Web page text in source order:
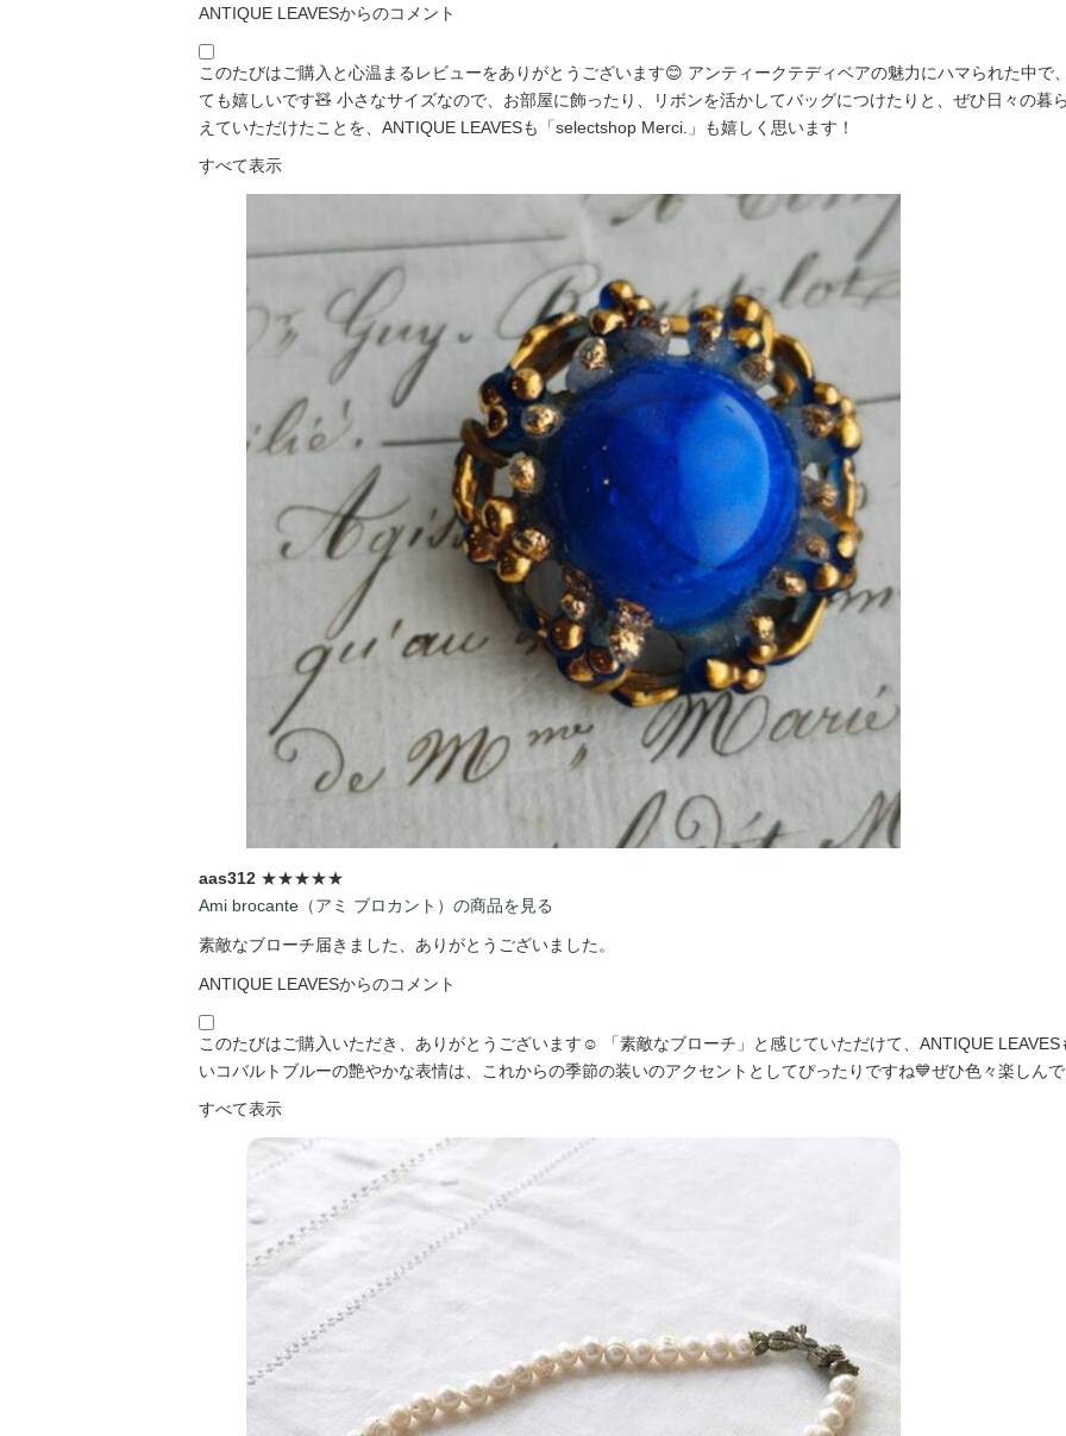
ANTIQUE LEAVESからのコメント
このたびはご購入と心温まるレビューをありがとうございます😊 アンティークテディベアの魅力にハマられた中で
ても嬉しいです🧸 小さなサイズなので、お部屋に飾ったり、リボンを活かしてバッグにつけたりと、ぜひ日々の暮
えていただけたことを、ANTIQUE LEAVESも「selectshop Merci.」も嬉しく思います！
すべて表示
aas312 ★★★★★
Ami brocante（アミ ブロカント）の商品を見る
素敵なブローチ届きました、ありがとうございました。
ANTIQUE LEAVESからのコメント
このたびはご購入いただき、ありがとうございます☺️ 「素敵なブローチ」と感じていただけて、ANTIQUE
いコバルトブルーの艶やかな表情は、これからの季節の装いのアクセントとしてぴったりですね💙ぜひ色々楽しん
すべて表示